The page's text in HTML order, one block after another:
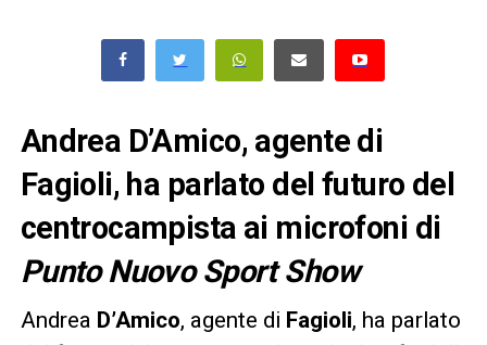
Andrea D’Amico, agente di
Fagioli, ha parlato del futuro del
centrocampista ai microfoni di
Punto Nuovo Sport Show
Andrea D’Amico, agente di Fagioli, ha parlato